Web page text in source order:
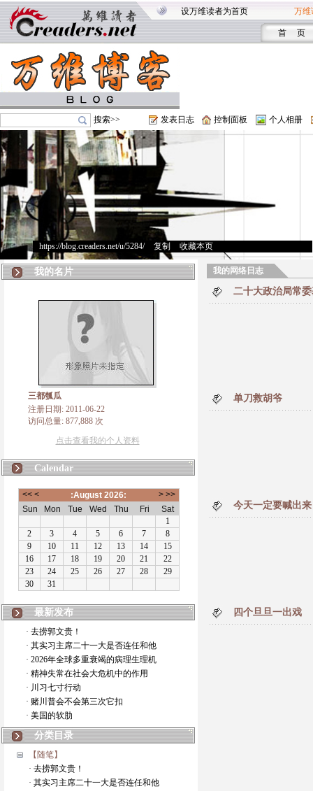
设万维读者为首页 万维
首 页
搜索>> 发表日志 控制面板 个人相册
https://blog.creaders.net/u/5284/> 复制 收藏本页
我的名片
三都瓠瓜
注册日期: 2011-06-22
访问总量: 877,888 次
点击查看我的个人资料
Calendar
最新发布
· 去捞郭文贵！
· 其实习主席二十一大是否连任和他
· 2026年全球多重衰竭的病理生理机
· 精神失常在社会大危机中的作用
· 川习七寸行动
· 赌川普会不会第三次它扣
· 美国的软肋
分类目录
【随笔】
· 去捞郭文贵！
· 其实习主席二十一大是否连任和他
我的网络日志
二十大政治局常
单刀救胡爷
今天一定要喊出来
四个旦旦一出戏